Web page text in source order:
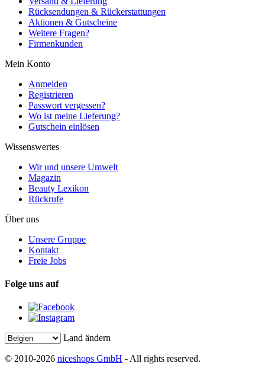
Rücksendungen & Rückerstattungen
Aktionen & Gutscheine
Weitere Fragen?
Firmenkunden
Mein Konto
Anmelden
Registrieren
Passwort vergessen?
Wo ist meine Lieferung?
Gutschein einlösen
Wissenswertes
Wir und unsere Umwelt
Magazin
Beauty Lexikon
Rückrufe
Über uns
Unsere Gruppe
Kontakt
Freie Jobs
Folge uns auf
Land ändern
© 2010-2026 niceshops GmbH - All rights reserved.